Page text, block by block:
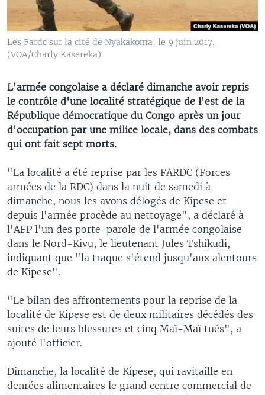
Les Fardc sur la cité de Nyakakoma, le 9 juin 2017.
(VOA/Charly Kasereka)
L'armée congolaise a déclaré dimanche avoir repris
le contrôle d'une localité stratégique de l'est de la
République démocratique du Congo après un jour
d'occupation par une milice locale, dans des combats
qui ont fait sept morts.
"La localité a été reprise par les FARDC (Forces
armées de la RDC) dans la nuit de samedi à
dimanche, nous les avons délogés de Kipese et
depuis l'armée procède au nettoyage", a déclaré à
l'AFP l'un des porte-parole de l'armée congolaise
dans le Nord-Kivu, le lieutenant Jules Tshikudi,
indiquant que "la traque s'étend jusqu'aux alentours
de Kipese".
"Le bilan des affrontements pour la reprise de la
localité de Kipese est de deux militaires décédés des
suites de leurs blessures et cinq Maï-Maï tués", a
ajouté l'officier.
Dimanche, la localité de Kipese, qui ravitaille en
denrées alimentaires le grand centre commercial de